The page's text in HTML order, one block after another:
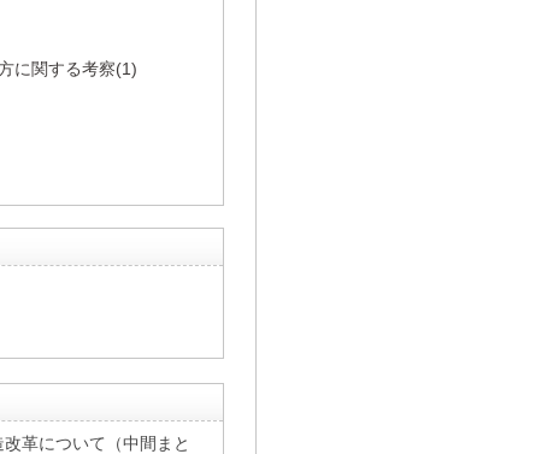
に関する考察(1)
革について（中間まと